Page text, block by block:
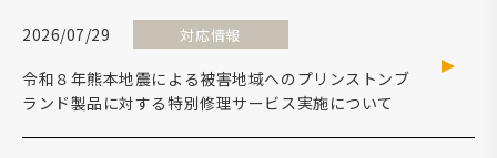
2026/07/29 対応情報
令和８年熊本地震による被害地域へのプリンストンブ
ランド製品に対する特別修理サービス実施について